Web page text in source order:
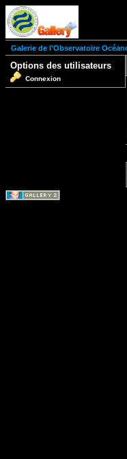
Galerie de l'Observatoire
Options des utilisateurs
Connexion